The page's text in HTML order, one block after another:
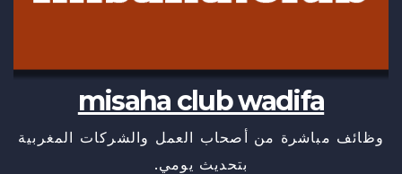
misaha club wadifa
وظائف مباشرة من أصحاب العمل والشركات المغربية
بتحديث يومي.